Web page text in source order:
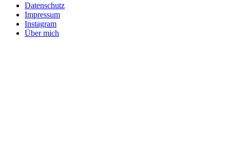
Datenschutz
Impressum
Instagram
Über mich